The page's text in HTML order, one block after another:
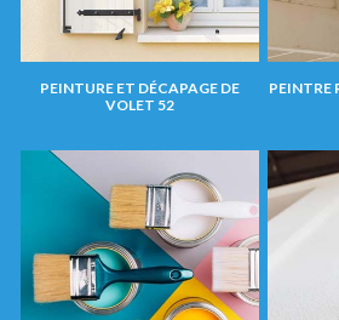
PEINTURE ET DÉCAPAGE DE
VOLET 52
PEINTRE